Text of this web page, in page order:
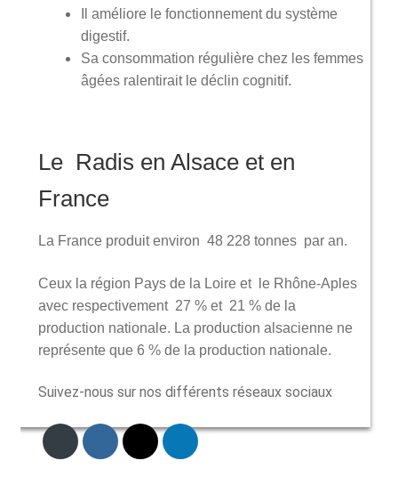
Il améliore le fonctionnement du système
digestif.
Sa consommation régulière chez les femmes
âgées ralentirait le déclin cognitif.
Le Radis en Alsace et en
France
La France produit environ 48 228 tonnes par an.
Ceux la région Pays de la Loire et le Rhône-Aples
avec respectivement 27 % et 21 % de la
production nationale. La production alsacienne ne
représente que 6 % de la production nationale.
Suivez-nous sur nos différents réseaux sociaux